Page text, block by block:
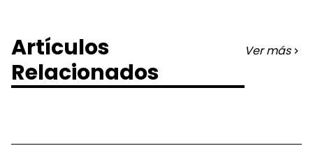
Artículos
Relacionados
Ver más